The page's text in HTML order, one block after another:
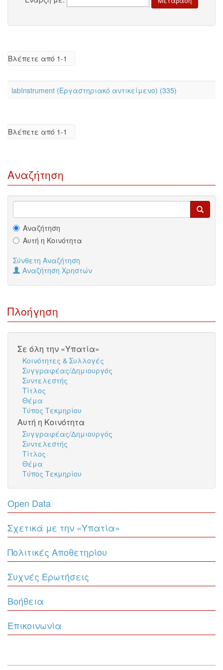
Βλέπετε από 1-1
labInstrument (Εργαστηριακό αντικείμενο) (335)
Βλέπετε από 1-1
Αναζήτηση
Αναζήτηση
Αυτή η Κοινότητα
Σύνθετη Αναζήτηση
Αναζήτηση Χρηστών
Πλοήγηση
Σε όλη την «Υπατία»
Κοινότητες & Συλλογές
Συγγραφέας/Δημιουργός
Συντελεστής
Τίτλος
Θέμα
Τύπος Τεκμηρίου
Αυτή η Κοινότητα
Συγγραφέας/Δημιουργός
Συντελεστής
Τίτλος
Θέμα
Τύπος Τεκμηρίου
Open Data
Σχετικά με την «Υπατία»
Πολιτικές Αποθετηρίου
Συχνές Ερωτήσεις
Βοήθεια
Επικοινωνία